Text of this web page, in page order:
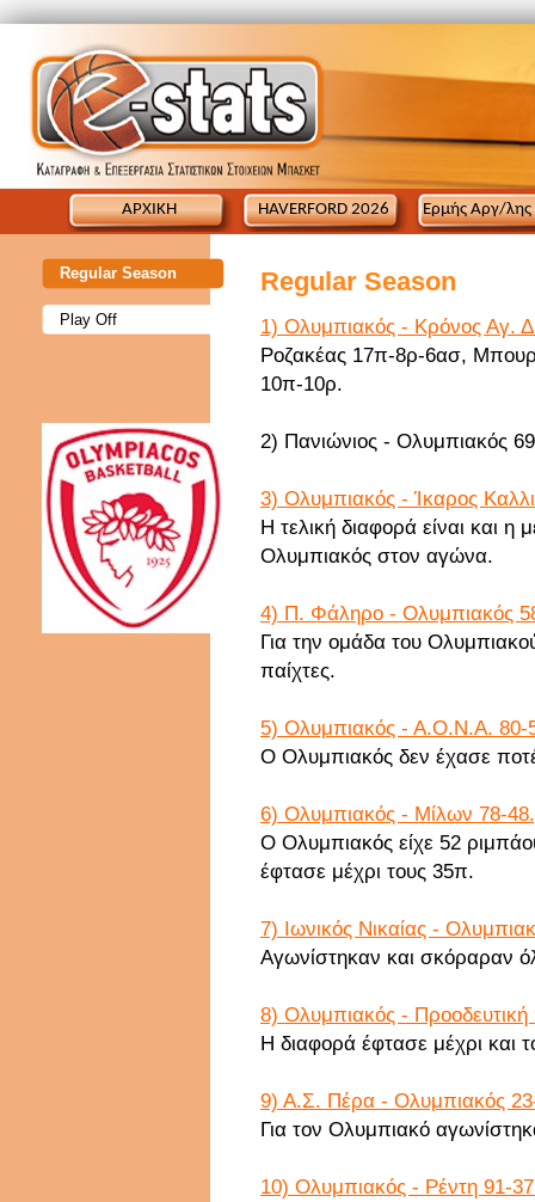
ΑΡΧΙΚΗ HAVERFORD 2026 Ερμής Αργ/
Regular Season
Play Off
Regular Season
1) Ολυμπιακός - Κρόνος Αγ.
Ροζακέας 17π-8ρ-6ασ,
10π-10ρ.
2) Πανιώνιος - Ολυμπιακός
3) Ολυμπιακός - Ίκαρος
Η τελική διαφορά είναι και
Ολυμπιακός στον αγώνα.
4) Π. Φάληρο - Ολυμπιακός
Για την ομάδα του
παίχτες.
5) Ολυμπιακός - Α.Ο.Ν.Α. 80-
Ο Ολυμπιακός δεν έχασε
6) Ολυμπιακός - Μίλων 78-
Ο Ολυμπιακός είχε 52
έφτασε μέχρι τους 35π.
7) Ιωνικός Νικαίας -
Αγωνίστηκαν και σκόραραν
8) Ολυμπιακός -
Η διαφορά έφτασε μέχρι και
9) Α.Σ. Πέρα - Ολυμπιακός
Για τον Ολυμπιακό
10) Ολυμπιακός - Ρέντη 91-